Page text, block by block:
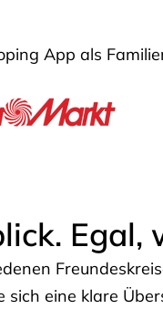
App als
Egal,
sich eine klare